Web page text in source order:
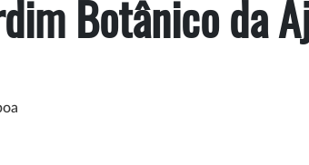
Botânico da